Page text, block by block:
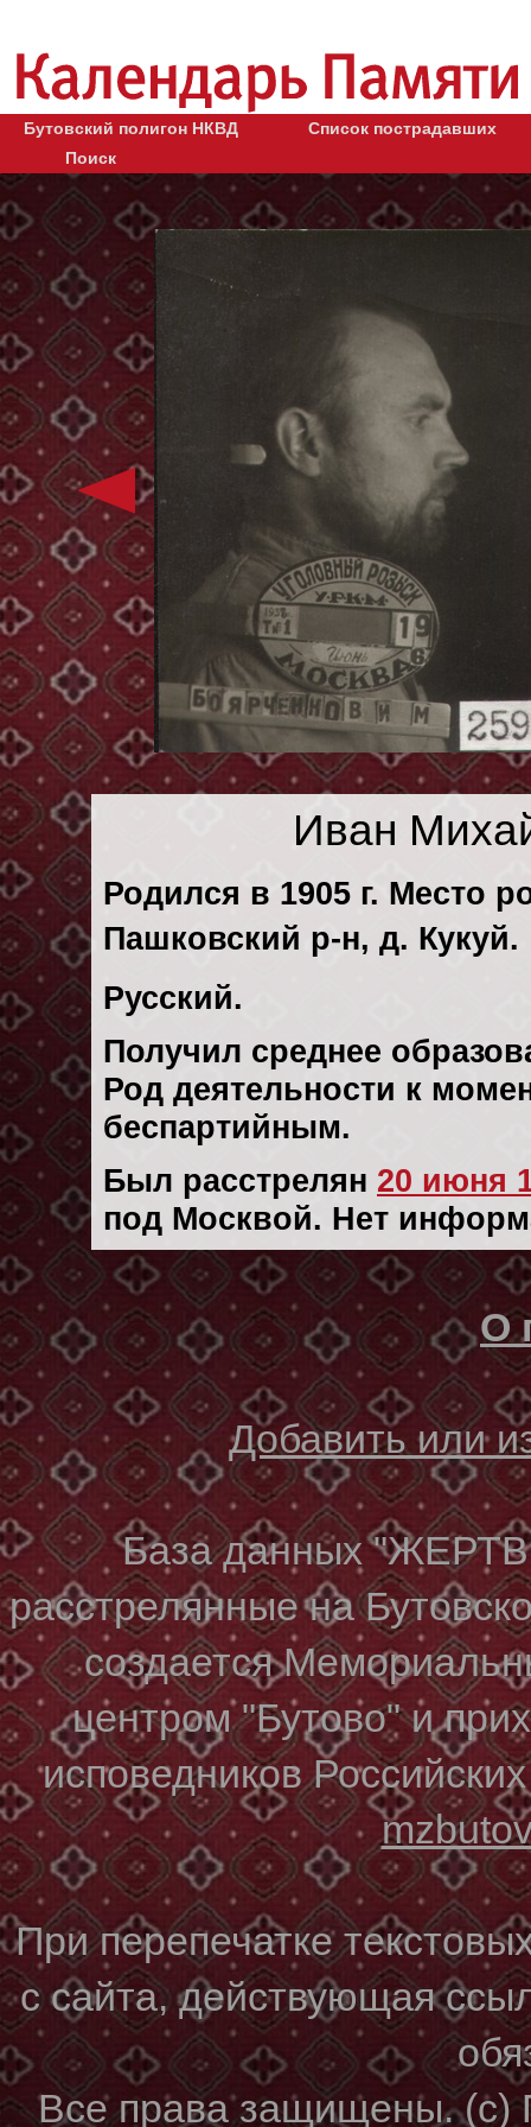
Бутовский полигон НКВД
Список пострадавших
Поиск
Иван
Родился в 1905 г. Место
Пашковский р-н, д. Кукуй.
Русский.
Получил среднее
Род деятельности к
беспартийным.
Был расстрелян 20 июня
под Москвой. Нет
О
Добавить или
База данных
расстрелянные на
создается
центром "Бутово" и
исповедников
При перепечатке
с сайта, действующая
Все права защищены. (с)